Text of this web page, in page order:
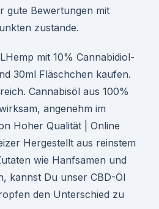
gute Bewertungen mit
zustande.
mit 10% Cannabidiol-
30ml Fläschchen kaufen.
Cannabisöl aus 100%
angenehm im
Hoher Qualität | Online
Hergestellt aus reinstem
wie Hanfsamen und
kannst Du unser CBD-Öl
den Unterschied zu